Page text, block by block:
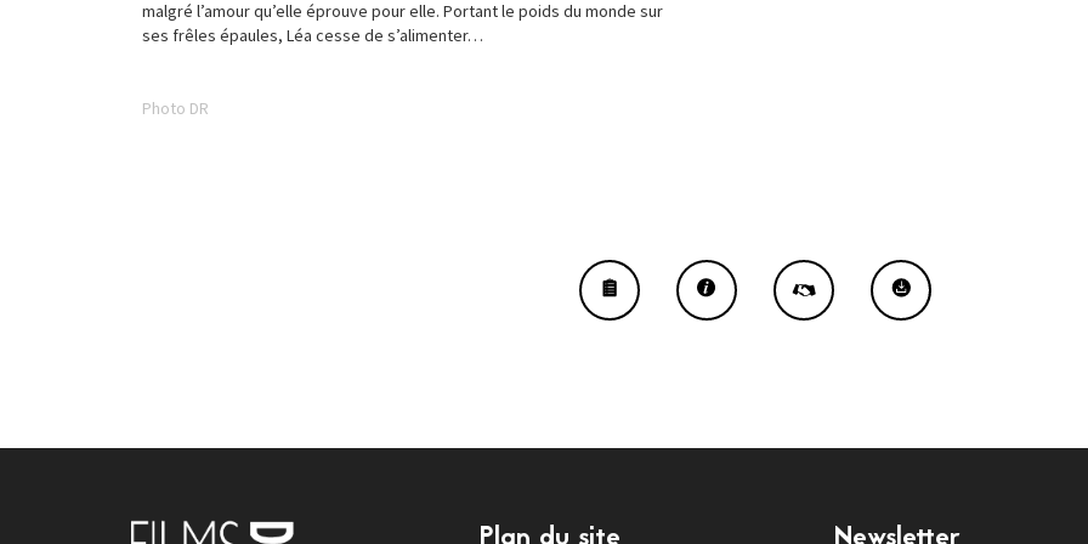
malgré l’amour qu’elle éprouve pour elle. Portant le poids du monde sur
ses frêles épaules, Léa cesse de s’alimenter…
Photo DR